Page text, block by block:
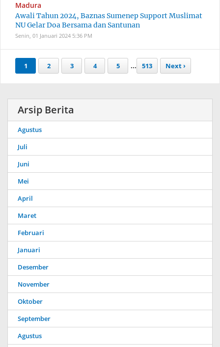
Madura
Awali Tahun 2024, Baznas Sumenep Support Muslimat
NU Gelar Doa Bersama dan Santunan
Senin, 01 Januari 2024 5:36 PM
1 2 3 4 5 ... 513 Next ›
Arsip Berita
Agustus
Juli
Juni
Mei
April
Maret
Februari
Januari
Desember
November
Oktober
September
Agustus